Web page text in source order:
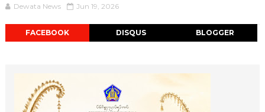
Dewata News Jun 19, 2026
FACEBOOK DISQUS BLOGGER